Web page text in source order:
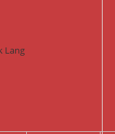
Lang